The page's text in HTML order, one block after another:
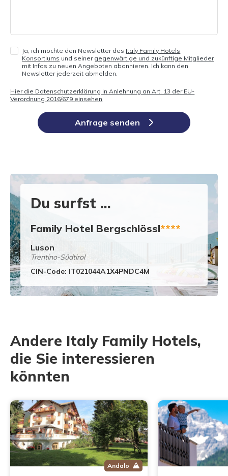
Ja, ich möchte den Newsletter des Italy Family Hotels
Konsortiums und seiner gegenwärtige und zukünftige Mitglieder
mit Infos zu neuen Angeboten abonnieren. Ich kann den
Newsletter jederzeit abmelden.
Hier die Datenschutzerklärung in Anlehnung an Art. 13 der EU-
Verordnung 2016/679 einsehen
Anfrage senden
Du surfst ...
Family Hotel Bergschlössl****
Luson
Trentino-Südtirol
CIN-Code: IT021044A1X4PNDC4M
Andere Italy Family Hotels,
die Sie interessieren
könnten
Andalo